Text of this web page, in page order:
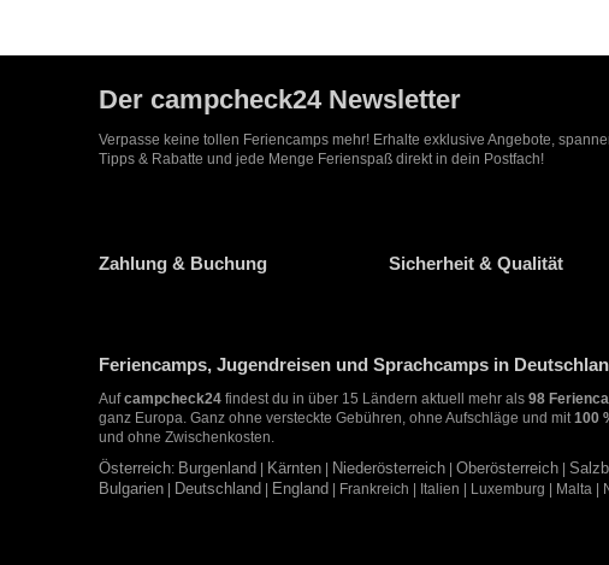
Der campcheck24 Newsletter
Verpasse keine tollen Feriencamps mehr! Erhalte exklusive Angebote,
Tipps & Rabatte und jede Menge Ferienspaß direkt in dein Postfach!
Zahlung & Buchung Sicherheit & Qualität
Feriencamps, Jugendreisen und Sprachcamps in
Aufcampcheck24 findest du in über 15 Ländern aktuell mehr als 98
ganz Europa. Ganz ohne versteckte Gebühren, ohne Aufschläge und mit100
und ohne Zwischenkosten.
Österreich: Burgenland Kärnten Niederösterreich Oberösterreich
Bulgarien
Deutschland England | Frankreich | Italien | Luxemburg | Malta